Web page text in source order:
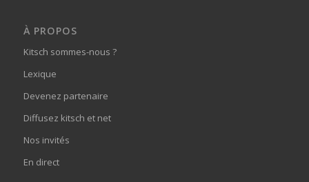
À PROPOS
Kitsch sommes-nous ?
Lexique
Devenez partenaire
Diffusez kitsch et net
Nos invités
En direct